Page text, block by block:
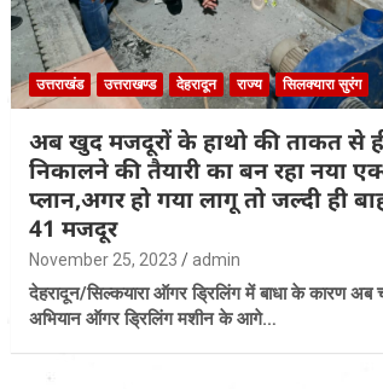
उत्तराखंड उत्तराखण्ड देहरादून राज्य सिलक्यारा सुरंग
अब खुद मजदूरों के हाथो की ताकत से
निकालने की तैयारी का बन रहा नया
प्लान,अगर हो गया लागू तो जल्दी ही
41 मजदूर
November 25, 2023 admin
देहरादून/सिल्कयारा ऑगर ड्रिलिंग में बाधा के कारण
अभियान ऑगर ड्रिलिंग मशीन के आगे…